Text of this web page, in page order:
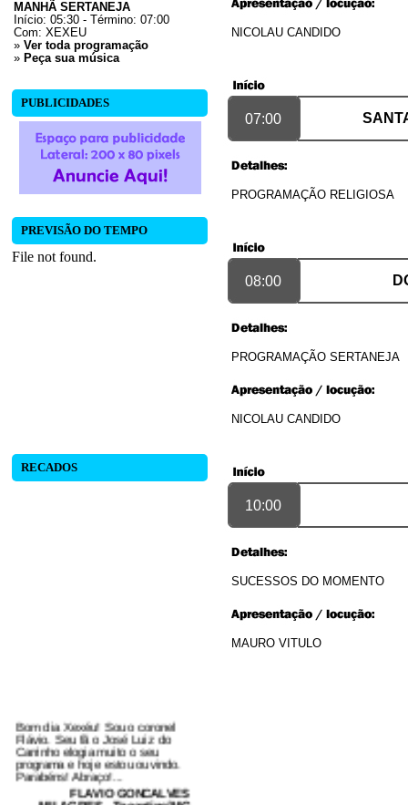
MANHÃ SERTANEJA
Início: 05:30 - Término: 07:00
Com: XEXEU
» Ver toda programação
» Peça sua música
PUBLICIDADES
PREVISÃO DO TEMPO
RECADOS
Bom dia Xexéu! Sou o coronel
Flávio. Seu fã o José Luiz do
Carrinho elogia muito o seu
programa e hoje estou ouvindo.
Parabéns! Abraço!...
FLAVIO GONCALVES
MILAGRES - Tocantins/MG
NICOLAU CANDIDO
07:00
PROGRAMAÇÃO RELIGIOSA
08:00
PROGRAMAÇÃO SERTANEJA
NICOLAU CANDIDO
10:00
SUCESSOS DO MOMENTO
MAURO VITULO